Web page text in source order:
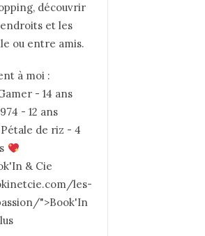
découvrir
et les
ou entre amis.
à moi :
- 14 ans
- 12 ans
de riz - 4
& Cie
les-
">Book'In